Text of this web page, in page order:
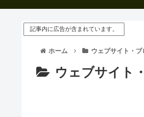
記事内に広告が含まれています。
ホーム ウェブサイト・ブ
ウェブサイト